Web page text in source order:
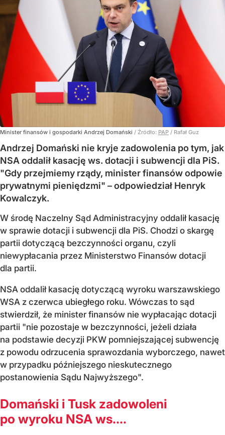
Minister finansów i gospodarki Andrzej Domański / Źródło: PAP / Rafał Guz
Andrzej Domański nie kryje zadowolenia po tym, jak
NSA oddalił kasację ws. dotacji i subwencji dla PiS.
"Gdy przejmiemy rządy, minister finansów odpowie
prywatnymi pieniędzmi" – odpowiedział Henryk
Kowalczyk.
W środę Naczelny Sąd Administracyjny oddalił kasację
w sprawie dotacji i subwencji dla PiS. Chodzi o skargę
partii dotyczącą bezczynności organu, czyli
niewypłacania przez Ministerstwo Finansów dotacji
dla partii.
NSA oddalił kasację dotyczącą wyroku warszawskiego
WSA z czerwca ubiegłego roku. Wówczas to sąd
stwierdził, że minister finansów nie wypłacając dotacji
partii "nie pozostaje w bezczynności, jeżeli działa
na podstawie decyzji PKW pomniejszającej subwencję
z powodu odrzucenia sprawozdania wyborczego, nawet
w przypadku późniejszego nieskutecznego
postanowienia Sądu Najwyższego".
Domański i Tusk zadowoleni
po wyroku NSA ws....